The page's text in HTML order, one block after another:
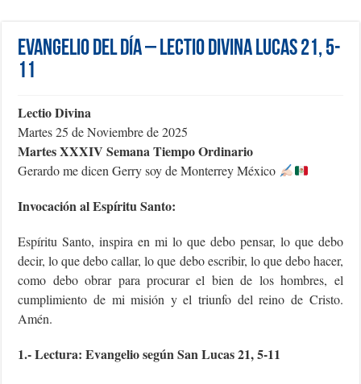
Evangelio del día – Lectio Divina Lucas 21, 5-
11
Lectio Divina
Martes 25 de Noviembre de 2025
Martes XXXIV Semana Tiempo Ordinario
Gerardo me dicen Gerry soy de Monterrey México
Invocación al Espíritu Santo:
Espíritu Santo, inspira en mi lo que debo pensar, lo que debo
decir, lo que debo callar, lo que debo escribir, lo que debo hacer,
como debo obrar para procurar el bien de los hombres, el
cumplimiento de mi misión y el triunfo del reino de Cristo.
Amén.
1.- Lectura: Evangelio según San Lucas 21, 5-11